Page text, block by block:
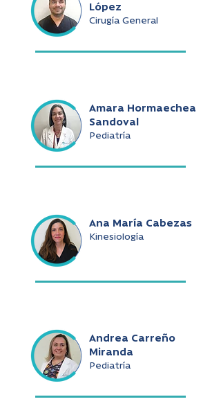
López
Cirugía General
Amara Hormaechea
Sandoval
Pediatría
Ana María Cabezas
Kinesiología
Andrea Carreño
Miranda
Pediatría